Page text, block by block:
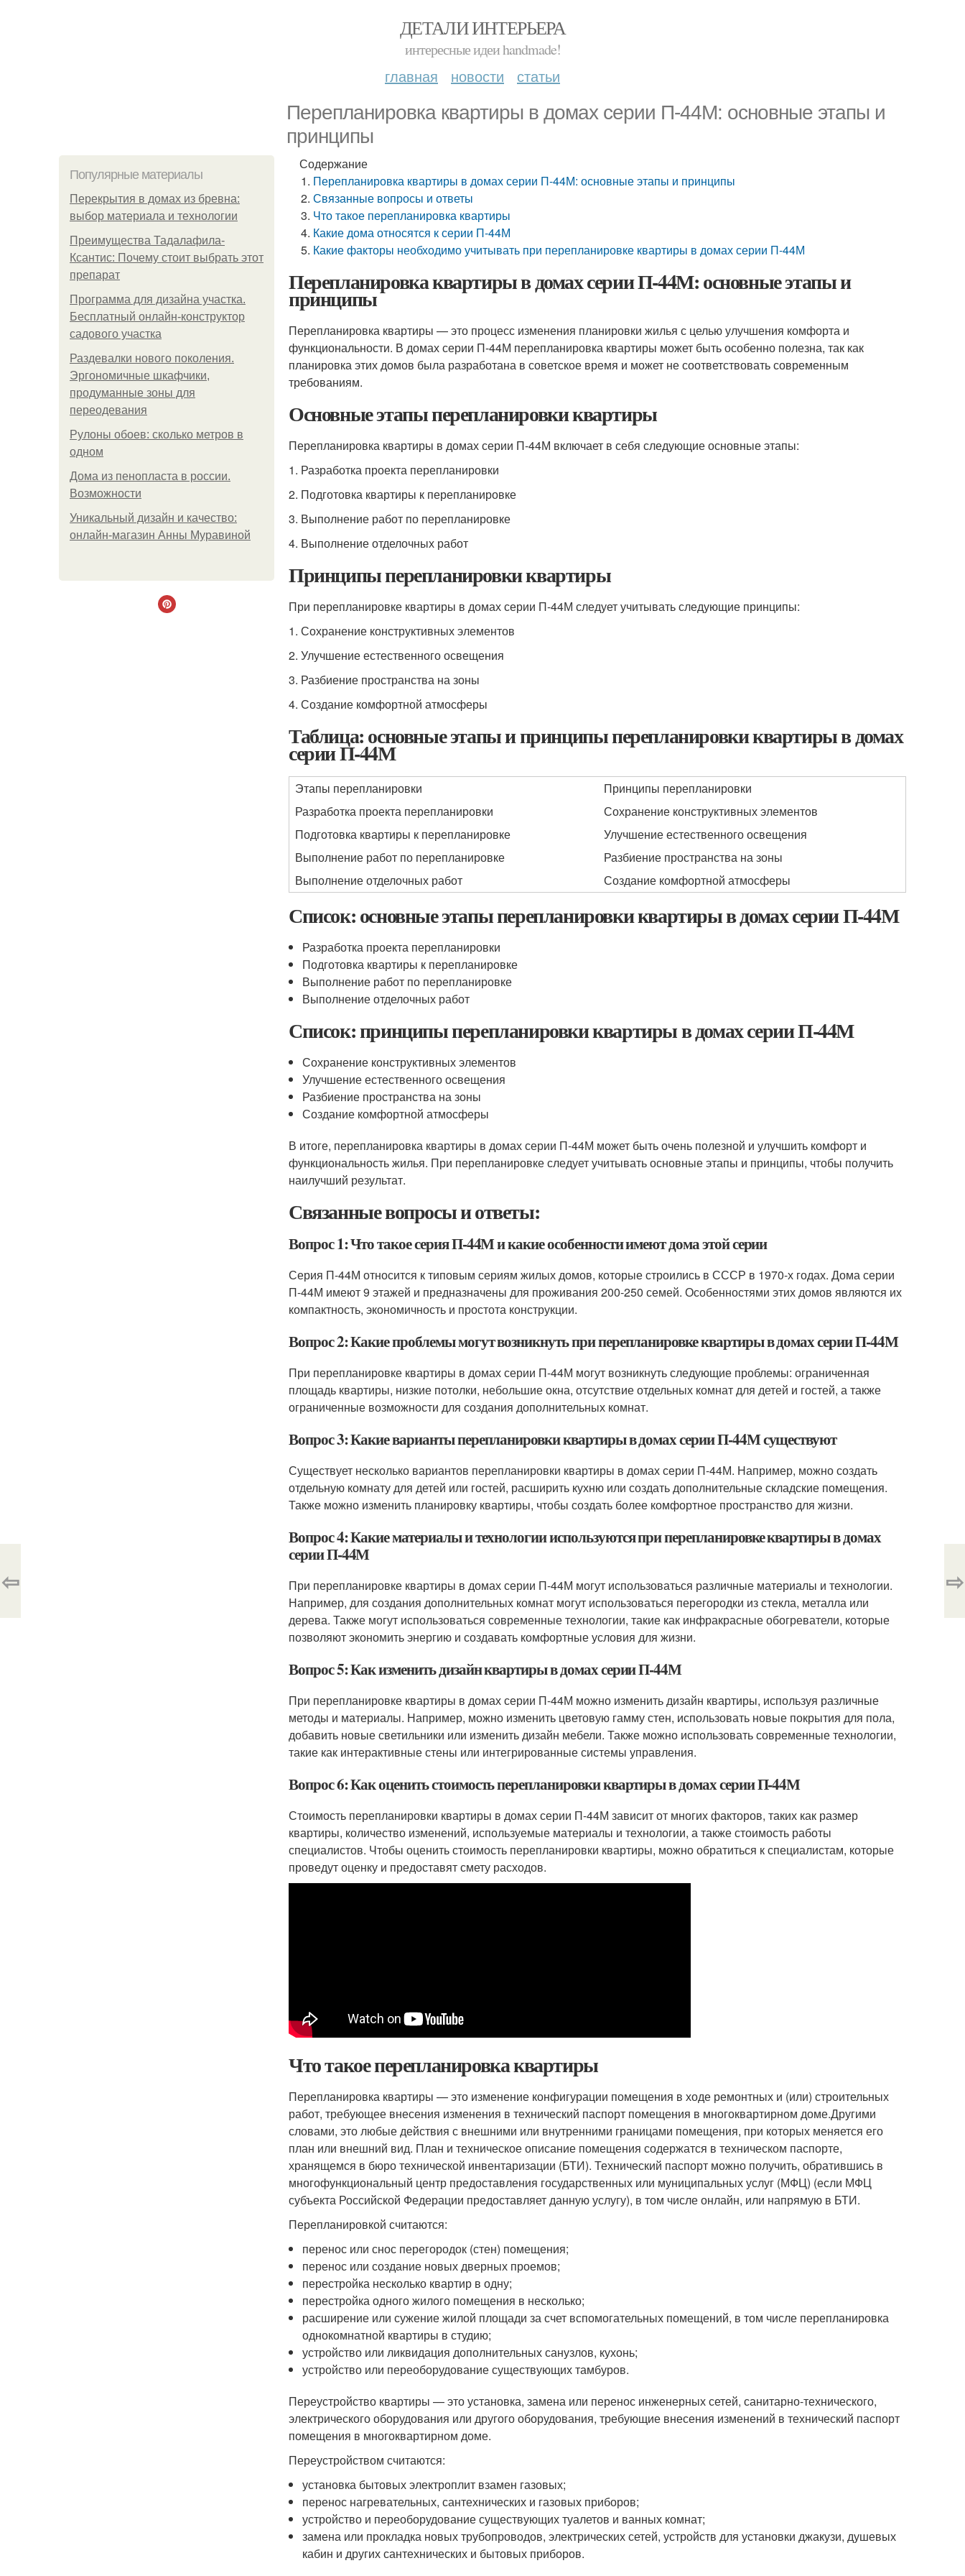
ДЕТАЛИ ИНТЕРЬЕРА
интересные идеи handmade!
главная новости статьи
Перепланировка квартиры в домах серии П-44М: основные этапы и
принципы
Популярные материалы
Перекрытия в домах из бревна:
выбор материала и технологии
Преимущества Тадалафила-
Ксантис: Почему стоит выбрать этот
препарат
Программа для дизайна участка.
Бесплатный онлайн-конструктор
садового участка
Раздевалки нового поколения.
Эргономичные шкафчики,
продуманные зоны для
переодевания
Рулоны обоев: сколько метров в
одном
Дома из пенопласта в россии.
Возможности
Уникальный дизайн и качество:
онлайн-магазин Анны Муравиной
Содержание
Перепланировка квартиры в домах серии П-44М: основные этапы и принципы
Связанные вопросы и ответы
Что такое перепланировка квартиры
Какие дома относятся к серии П-44М
Какие факторы необходимо учитывать при перепланировке квартиры в домах серии П-44М
Перепланировка квартиры в домах серии П-44М: основные этапы и
принципы
Перепланировка квартиры — это процесс изменения планировки жилья с целью улучшения комфорта и
функциональности. В домах серии П-44М перепланировка квартиры может быть особенно полезна, так как
планировка этих домов была разработана в советское время и может не соответствовать современным
требованиям.
Основные этапы перепланировки квартиры
Перепланировка квартиры в домах серии П-44М включает в себя следующие основные этапы:
1. Разработка проекта перепланировки
2. Подготовка квартиры к перепланировке
3. Выполнение работ по перепланировке
4. Выполнение отделочных работ
Принципы перепланировки квартиры
При перепланировке квартиры в домах серии П-44М следует учитывать следующие принципы:
1. Сохранение конструктивных элементов
2. Улучшение естественного освещения
3. Разбиение пространства на зоны
4. Создание комфортной атмосферы
Таблица: основные этапы и принципы перепланировки квартиры в домах
серии П-44М
Этапы перепланировки
Принципы перепланировки
Разработка проекта перепланировки
Сохранение конструктивных элементов
Подготовка квартиры к перепланировке
Улучшение естественного освещения
Выполнение работ по перепланировке
Разбиение пространства на зоны
Выполнение отделочных работ
Создание комфортной атмосферы
Список: основные этапы перепланировки квартиры в домах серии П-44М
Разработка проекта перепланировки
Подготовка квартиры к перепланировке
Выполнение работ по перепланировке
Выполнение отделочных работ
Список: принципы перепланировки квартиры в домах серии П-44М
Сохранение конструктивных элементов
Улучшение естественного освещения
Разбиение пространства на зоны
Создание комфортной атмосферы
В итоге, перепланировка квартиры в домах серии П-44М может быть очень полезной и улучшить комфорт и
функциональность жилья. При перепланировке следует учитывать основные этапы и принципы, чтобы получить
наилучший результат.
Связанные вопросы и ответы:
Вопрос 1: Что такое серия П-44М и какие особенности имеют дома этой серии
Серия П-44М относится к типовым сериям жилых домов, которые строились в СССР в 1970-х годах. Дома серии
П-44М имеют 9 этажей и предназначены для проживания 200-250 семей. Особенностями этих домов являются их
компактность, экономичность и простота конструкции.
Вопрос 2: Какие проблемы могут возникнуть при перепланировке квартиры в домах серии П-44М
При перепланировке квартиры в домах серии П-44М могут возникнуть следующие проблемы: ограниченная
площадь квартиры, низкие потолки, небольшие окна, отсутствие отдельных комнат для детей и гостей, а также
ограниченные возможности для создания дополнительных комнат.
Вопрос 3: Какие варианты перепланировки квартиры в домах серии П-44М существуют
Существует несколько вариантов перепланировки квартиры в домах серии П-44М. Например, можно создать
отдельную комнату для детей или гостей, расширить кухню или создать дополнительные складские помещения.
Также можно изменить планировку квартиры, чтобы создать более комфортное пространство для жизни.
Вопрос 4: Какие материалы и технологии используются при перепланировке квартиры в домах
серии П-44М
При перепланировке квартиры в домах серии П-44М могут использоваться различные материалы и технологии.
Например, для создания дополнительных комнат могут использоваться перегородки из стекла, металла или
дерева. Также могут использоваться современные технологии, такие как инфракрасные обогреватели, которые
позволяют экономить энергию и создавать комфортные условия для жизни.
Вопрос 5: Как изменить дизайн квартиры в домах серии П-44М
При перепланировке квартиры в домах серии П-44М можно изменить дизайн квартиры, используя различные
методы и материалы. Например, можно изменить цветовую гамму стен, использовать новые покрытия для пола,
добавить новые светильники или изменить дизайн мебели. Также можно использовать современные технологии,
такие как интерактивные стены или интегрированные системы управления.
Вопрос 6: Как оценить стоимость перепланировки квартиры в домах серии П-44М
Стоимость перепланировки квартиры в домах серии П-44М зависит от многих факторов, таких как размер
квартиры, количество изменений, используемые материалы и технологии, а также стоимость работы
специалистов. Чтобы оценить стоимость перепланировки квартиры, можно обратиться к специалистам, которые
проведут оценку и предоставят смету расходов.
Что такое перепланировка квартиры
Перепланировка квартиры — это изменение конфигурации помещения в ходе ремонтных и (или) строительных
работ, требующее внесения изменения в технический паспорт помещения в многоквартирном доме.Другими
словами, это любые действия с внешними или внутренними границами помещения, при которых меняется его
план или внешний вид. План и техническое описание помещения содержатся в техническом паспорте,
хранящемся в бюро технической инвентаризации (БТИ). Технический паспорт можно получить, обратившись в
многофункциональный центр предоставления государственных или муниципальных услуг (МФЦ) (если МФЦ
субъекта Российской Федерации предоставляет данную услугу), в том числе онлайн, или напрямую в БТИ.
Перепланировкой считаются:
перенос или снос перегородок (стен) помещения;
перенос или создание новых дверных проемов;
перестройка несколько квартир в одну;
перестройка одного жилого помещения в несколько;
расширение или сужение жилой площади за счет вспомогательных помещений, в том числе перепланировка
однокомнатной квартиры в студию;
устройство или ликвидация дополнительных санузлов, кухонь;
устройство или переоборудование существующих тамбуров.
Переустройство квартиры — это установка, замена или перенос инженерных сетей, санитарно-технического,
электрического оборудования или другого оборудования, требующие внесения изменений в технический паспорт
помещения в многоквартирном доме.
Переустройством считаются:
установка бытовых электроплит взамен газовых;
перенос нагревательных, сантехнических и газовых приборов;
устройство и переоборудование существующих туалетов и ванных комнат;
замена или прокладка новых трубопроводов, электрических сетей, устройств для установки джакузи, душевых
кабин и других сантехнических и бытовых приборов.
⇦ ⇨